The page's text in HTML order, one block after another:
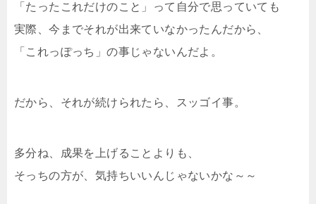
「たったこれだけのこと」って自分で思っていても
実際、今までそれが出来ていなかったんだから、
「これっぽっち」の事じゃないんだよ。
だから、それが続けられたら、スッゴイ事。
多分ね、成果を上げることよりも、
そっちの方が、気持ちいいんじゃないかな～～